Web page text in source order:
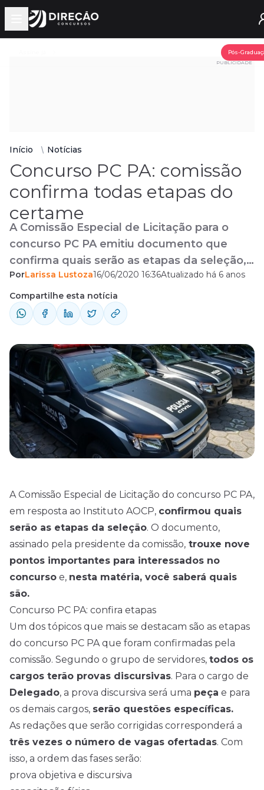
Open main menu
Pós-
PUBLICIDADE
Início Notícias
Concurso PC PA: comissão
confirma todas etapas do
certame
A Comissão Especial de Licitação para o
concurso PC PA emitiu documento que
confirma quais serão as etapas da seleção,
entre outros pontos. Confira!
PorLarissa Lustoza16/06/2020 16:36Atualizado há 6 anos
Compartilhe esta notícia
A Comissão Especial de Licitação do concurso PC PA,
em resposta ao Instituto AOCP, confirmou quais
serão as etapas da seleção. O documento,
assinado pela presidente da comissão, trouxe nove
pontos importantes para interessados no
concurso e, nesta matéria, você saberá quais
são.
Concurso PC PA: confira etapas
Um dos tópicos que mais se destacam são as etapas
do concurso PC PA que foram confirmadas pela
comissão. Segundo o grupo de servidores, todos os
cargos terão provas discursivas. Para o cargo de
Delegado, a prova discursiva será uma peça e para
os demais cargos, serão questões específicas.
As redações que serão corrigidas corresponderá a
três vezes o número de vagas ofertadas. Com
isso, a ordem das fases serão:
prova objetiva e discursiva